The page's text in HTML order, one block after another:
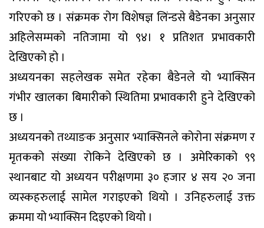
गरिएको छ । संक्रमक रोग विशेषज्ञ लिंन्डसे बैडेनका अनुसार
अहिलेसम्मको नतिजामा यो ९४। १ प्रतिशत प्रभावकारी
देखिएको हो ।
अध्ययनका सहलेखक समेत रहेका बैडेनले यो भ्याक्सिन
गंभीर खालका बिमारीको स्थितिमा प्रभावकारी हुने देखिएको
छ ।
अध्ययनको तथ्याङक अनुसार भ्याक्सिनले कोरोना संक्रमण र
मृतकको संख्या रोकिने देखिएको छ । अमेरिकाको ९९
स्थानबाट यो अध्ययन परीक्षणमा ३० हजार ४ सय २० जना
व्यस्कहरुलाई सामेल गराइएको थियो । उनिहरुलाई उक्त
क्रममा यो भ्याक्सिन दिइएको थियो ।